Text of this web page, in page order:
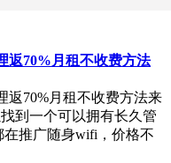
返70%月租不收费方法
返70%月租不收费方法来
到一个可以拥有长久管
推广随身wifi，价格不